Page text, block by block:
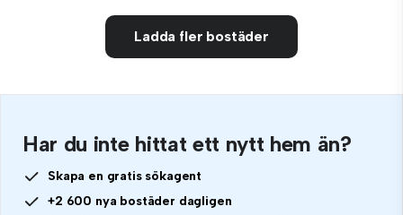
Ladda fler bostäder
Har du inte hittat ett nytt hem än?
Skapa en gratis sökagent
+2 600 nya bostäder dagligen